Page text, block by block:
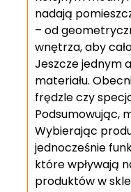
nadają
– od
wnętrza, aby
Jeszcze jednym
materiału.
frędzle czy
Podsumowując,
Wybierając
jednocześnie
które wpływają
produktów w